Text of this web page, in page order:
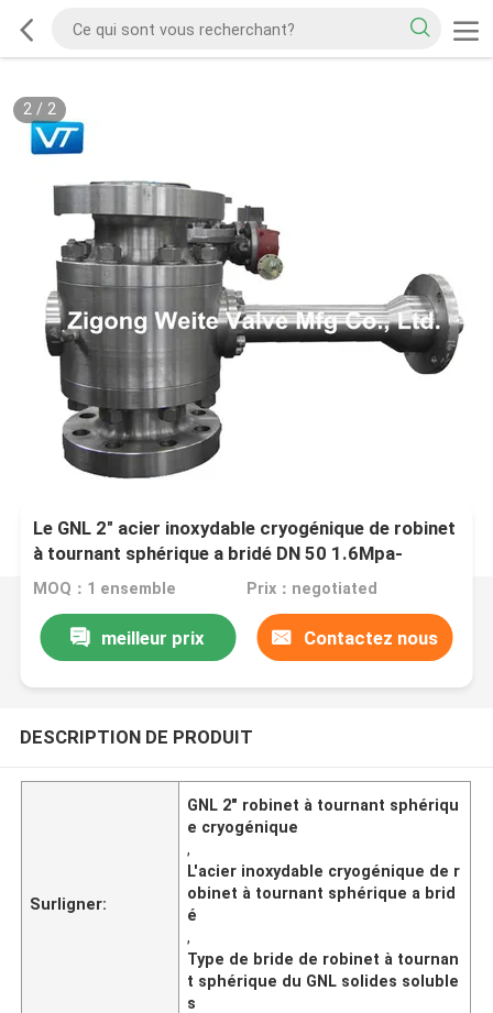
2/ 2
Le GNL 2" acier inoxydable cryogénique de robinet
à tournant sphérique a bridé DN 50 1.6Mpa-
42Mpa
MOQ：1 ensemble Prix：negotiated
meilleur prix Contactez nous
DESCRIPTION DE PRODUIT
Surligner:
GNL 2" robinet à tournant sphériqu
e cryogénique
,
L'acier inoxydable cryogénique de r
obinet à tournant sphérique a brid
é
,
Type de bride de robinet à tournan
t sphérique du GNL solides soluble
s